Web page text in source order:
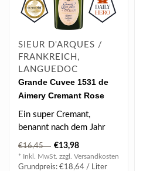
SIEUR D'ARQUES /
FRANKREICH,
LANGUEDOC
Grande Cuvee 1531 de
Aimery Cremant Rose
0.75 l 12.50% vol
Ein super Cremant,
benannt nach dem Jahr
seiner Entdeckung! Die
Sekttradition in..
€16,45 €13,98
* Inkl. MwSt. zzgl. Versandkosten
Grundpreis: €18,64 / Liter